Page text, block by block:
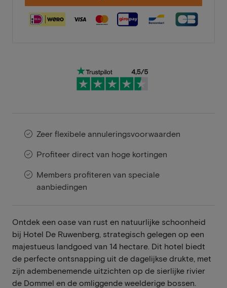
Zeer flexibele annuleringsvoorwaarden
Profiteer direct van hoge kortingen
Members profiteren van speciale
aanbiedingen
Ontdek een oase van rust en natuurlijke schoonheid
bij Hotel De Ruwenberg, strategisch gelegen op een
majestueus landgoed van 14 hectare. Dit hotel biedt
de perfecte ontsnapping uit de dagelijkse drukte, met
zijn adembenemende uitzichten op de sierlijke rivier
de Dommel en de omliggende weelderige bossen.